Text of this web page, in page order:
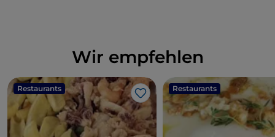
Wir empfehlen
Restaurants
Like
Restaurants